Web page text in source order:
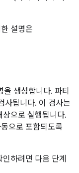
설명은
생성합니다. 파티
사됩니다. 이 검사는
으로 실행됩니다.
으로 포함되도록
하려면 다음 단계